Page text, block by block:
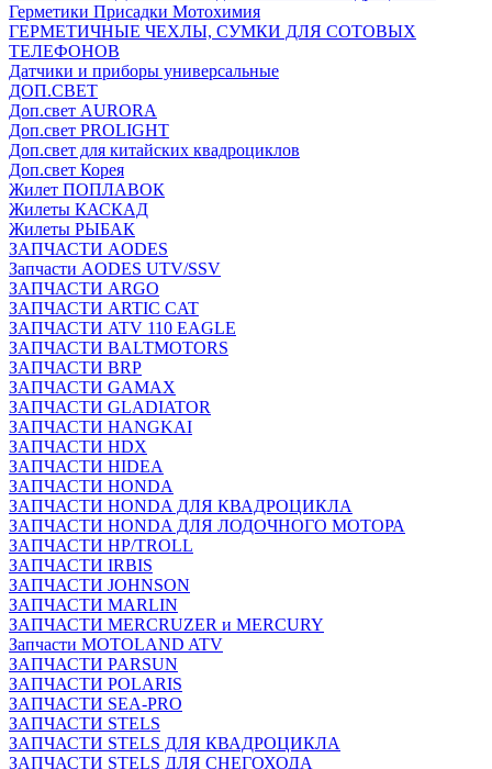
Герметики Присадки Мотохимия
ГЕРМЕТИЧНЫЕ ЧЕХЛЫ, СУМКИ ДЛЯ СОТОВЫХ
ТЕЛЕФОНОВ
Датчики и приборы универсальные
ДОП.СВЕТ
Доп.свет AURORA
Доп.свет PROLIGHT
Доп.свет для китайских квадроциклов
Доп.свет Корея
Жилет ПОПЛАВОК
Жилеты КАСКАД
Жилеты РЫБАК
ЗАПЧАСТИ AODES
Запчасти AODES UTV/SSV
ЗАПЧАСТИ ARGO
ЗАПЧАСТИ ARTIC CAT
ЗАПЧАСТИ ATV 110 EAGLE
ЗАПЧАСТИ BALTMOTORS
ЗАПЧАСТИ BRP
ЗАПЧАСТИ GAMAX
ЗАПЧАСТИ GLADIATOR
ЗАПЧАСТИ HANGKAI
ЗАПЧАСТИ HDX
ЗАПЧАСТИ HIDEA
ЗАПЧАСТИ HONDA
ЗАПЧАСТИ HONDA ДЛЯ КВАДРОЦИКЛА
ЗАПЧАСТИ HONDA ДЛЯ ЛОДОЧНОГО МОТОРА
ЗАПЧАСТИ HP/TROLL
ЗАПЧАСТИ IRBIS
ЗАПЧАСТИ JOHNSON
ЗАПЧАСТИ MARLIN
ЗАПЧАСТИ MERCRUZER и MERCURY
Запчасти MOTOLAND ATV
ЗАПЧАСТИ PARSUN
ЗАПЧАСТИ POLARIS
ЗАПЧАСТИ SEA-PRO
ЗАПЧАСТИ STELS
ЗАПЧАСТИ STELS ДЛЯ КВАДРОЦИКЛА
ЗАПЧАСТИ STELS ДЛЯ СНЕГОХОДА